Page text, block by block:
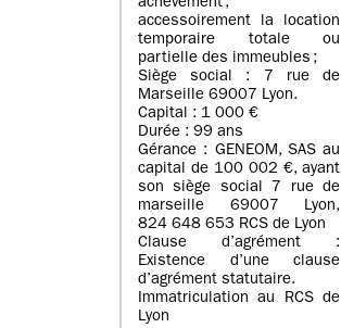
achèvement ;
accessoirement la location
temporaire totale ou
partielle des immeubles ;
Siège social : 7 rue de
Marseille 69007 Lyon.
Capital : 1 000 €
Durée : 99 ans
Gérance : GENEOM, SAS au
capital de 100 002 €, ayant
son siège social 7 rue de
marseille 69007 Lyon,
824 648 653 RCS de Lyon
Clause d’agrément :
Existence d’une clause
d’agrément statutaire.
Immatriculation au RCS de
Lyon